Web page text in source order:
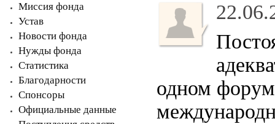
Миссия фонда
Устав
Новости фонда
Нужды фонда
Статистика
Благодарности
Спонсоры
Официальные данные
одном